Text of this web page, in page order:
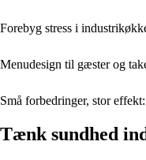
Forebyg stress i
Menudesign til gæster og
Små forbedringer, stor
Tænk sundhed